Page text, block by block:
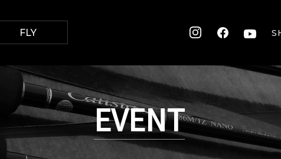
FLY
EVENT